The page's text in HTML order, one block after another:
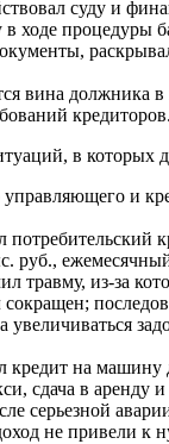
суду и
ходе процедуры
вина должника
кредиторов.
в которых
и
потребительский
руб.,
травму, из-за
сокращен;
увеличиваться
кредит на машину
сдача в аренду
серьезной
не привели к